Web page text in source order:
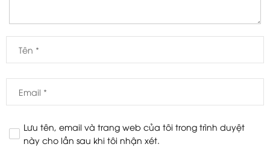
Lưu tên, email và trang web của tôi trong trình duyệt
này cho lần sau khi tôi nhận xét.